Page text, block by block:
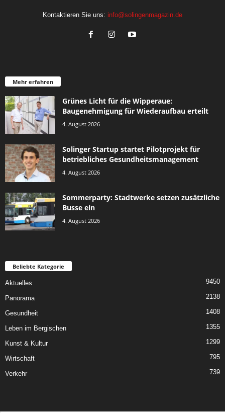
Kontaktieren Sie uns: info@solingenmagazin.de
Mehr erfahren
Grünes Licht für die Wipperaue:
Baugenehmigung für Wiederaufbau erteilt
4. August 2026
Solinger Startup startet Pilotprojekt für
betriebliches Gesundheitsmanagement
4. August 2026
Sommerparty: Stadtwerke setzen zusätzliche
Busse ein
4. August 2026
Beliebte Kategorie
Aktuelles 9450
Panorama 2138
Gesundheit 1408
Leben im Bergischen 1355
Kunst & Kultur 1299
Wirtschaft 795
Verkehr 739